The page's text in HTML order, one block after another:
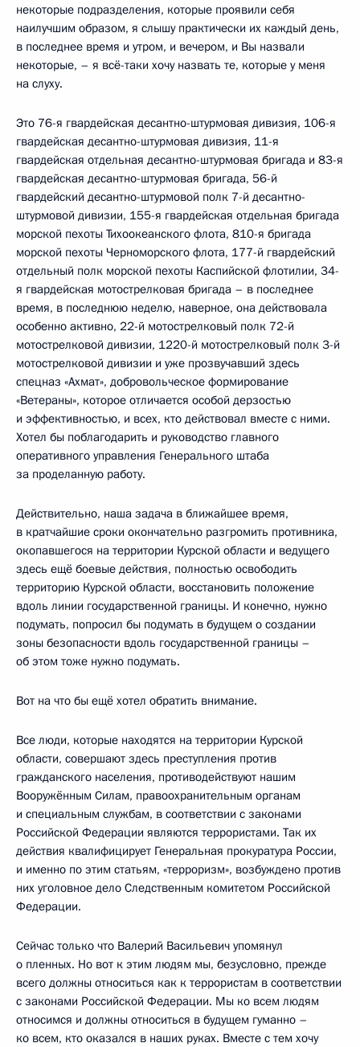
некоторые подразделения, которые проявили себя
наилучшим образом, я слышу практически их каждый день,
в последнее время и утром, и вечером, и Вы назвали
некоторые, – я всё-таки хочу назвать те, которые у меня
на слуху.
Это 76-я гвардейская десантно-штурмовая дивизия, 106-я
гвардейская десантно-штурмовая дивизия, 11-я
гвардейская отдельная десантно-штурмовая бригада и 83-я
гвардейская десантно-штурмовая бригада, 56-й
гвардейский десантно-штурмовой полк 7-й десантно-
штурмовой дивизии, 155-я гвардейская отдельная бригада
морской пехоты Тихоокеанского флота, 810-я бригада
морской пехоты Черноморского флота, 177-й гвардейский
отдельный полк морской пехоты Каспийской флотилии, 34-
я гвардейская мотострелковая бригада – в последнее
время, в последнюю неделю, наверное, она действовала
особенно активно, 22-й мотострелковый полк 72-й
мотострелковой дивизии, 1220-й мотострелковый полк 3-й
мотострелковой дивизии и уже прозвучавший здесь
спецназ «Ахмат», добровольческое формирование
«Ветераны», которое отличается особой дерзостью
и эффективностью, и всех, кто действовал вместе с ними.
Хотел бы поблагодарить и руководство главного
оперативного управления Генерального штаба
за проделанную работу.
Действительно, наша задача в ближайшее время,
в кратчайшие сроки окончательно разгромить противника,
окопавшегося на территории Курской области и ведущего
здесь ещё боевые действия, полностью освободить
территорию Курской области, восстановить положение
вдоль линии государственной границы. И конечно, нужно
подумать, попросил бы подумать в будущем о создании
зоны безопасности вдоль государственной границы –
об этом тоже нужно подумать.
Вот на что бы ещё хотел обратить внимание.
Все люди, которые находятся на территории Курской
области, совершают здесь преступления против
гражданского населения, противодействуют нашим
Вооружённым Силам, правоохранительным органам
и специальным службам, в соответствии с законами
Российской Федерации являются террористами. Так их
действия квалифицирует Генеральная прокуратура России,
и именно по этим статьям, «терроризм», возбуждено против
них уголовное дело Следственным комитетом Российской
Федерации.
Сейчас только что Валерий Васильевич упомянул
о пленных. Но вот к этим людям мы, безусловно, прежде
всего должны относиться как к террористам в соответствии
с законами Российской Федерации. Мы ко всем людям
относимся и должны относиться в будущем гуманно –
ко всем, кто оказался в наших руках. Вместе с тем хочу